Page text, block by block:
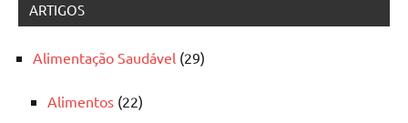
ARTIGOS
Alimentação Saudável (29)
Alimentos (22)